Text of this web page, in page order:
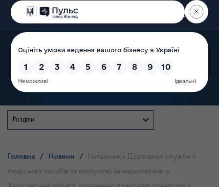
Пошук
Розділи
Головна / Новини /
Начальника Державної служби з
лікарських засобів та контролю за наркотиками у